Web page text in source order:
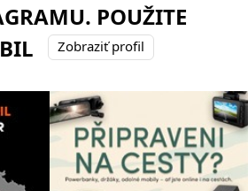
POUŽITE
Zobraziť profil